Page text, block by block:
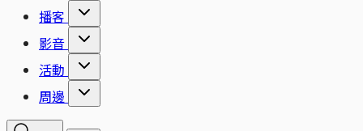
播客
影音
活動
周邊